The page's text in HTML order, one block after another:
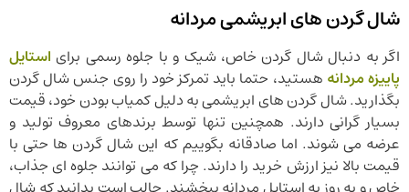
شال گردن های ابریشمی مردانه
اگر به دنبال شال گردن خاص، شیک و با جلوه رسمی برای استایل
پاییزه مردانه هستید، حتما باید تمرکز خود را روی جنس شال گردن
بگذارید. شال گردن های ابریشمی به دلیل کمیاب بودن خود، قیمت
بسیار گرانی دارند. همچنین تنها توسط برندهای معروف تولید و
عرضه می شوند. اما صادقانه بگوییم که این شال گردن ها حتی با
قیمت بالا نیز ارزش خرید را دارند. چرا که می توانند جلوه ای جذاب،